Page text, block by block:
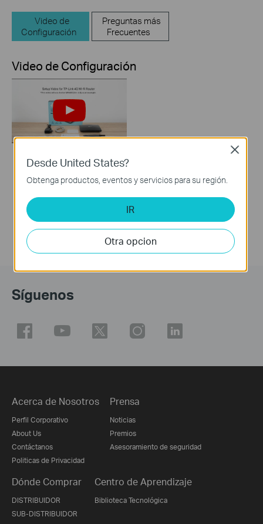
Video de
Configuración
Preguntas más
Frecuentes
Video de Configuración
How to Set up TP-
Link 4G WiFi Router
Síguenos
Acerca de Nosotros
Perfil Corporativo
About Us
Contáctanos
Politicas de Privacidad
Prensa
Noticias
Premios
Asesoramiento de seguridad
Dónde Comprar
DISTRIBUIDOR
SUB-DISTRIBUIDOR
Centro de Aprendizaje
Biblioteca Tecnológica
Desde United States?
Obtenga productos, eventos y servicios para su región.
IR
Otra opcion
Close